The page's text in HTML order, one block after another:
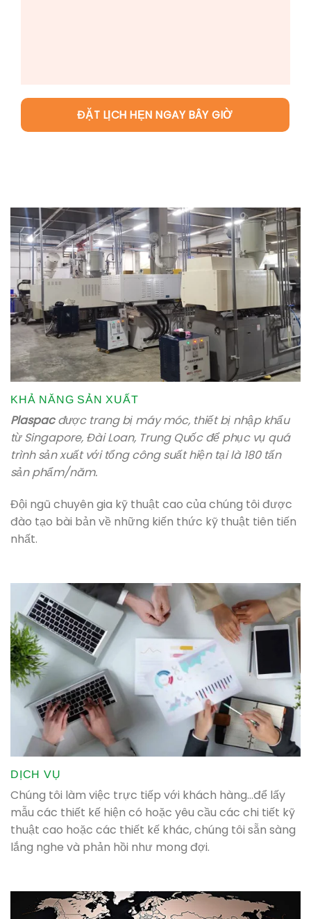
ĐẶT LỊCH HẸN NGAY BÂY GIỜ
KHẢ NĂNG SẢN XUẤT
Plaspacđược trang bị máy móc, thiết bị nhập khẩu
từ Singapore, Đài Loan, Trung Quốc để phục vụ quá
trình sản xuất với tổng công suất hiện tại là 180 tấn
sản phẩm/năm.
Đội ngũ chuyên gia kỹ thuật cao của chúng tôi được
đào tạo bài bản về những kiến thức kỹ thuật tiên tiến
nhất.
DỊCH VỤ
Chúng tôi làm việc trực tiếp với khách hàng…để lấy
mẫu các thiết kế hiện có hoặc yêu cầu các chi tiết kỹ
thuật cao hoặc các thiết kế khác, chúng tôi sẵn sàng
lắng nghe và phản hồi như mong đợi.